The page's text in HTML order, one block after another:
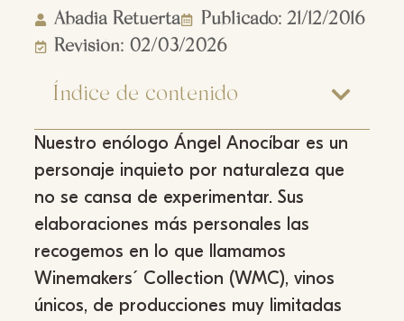
Abadia Retuerta
Publicado: 21/12/2016
Revisión: 02/03/2026
Índice de contenido
Nuestro enólogo Ángel Anocíbar es un
personaje inquieto por naturaleza que
no se cansa de experimentar. Sus
elaboraciones más personales las
recogemos en lo que llamamos
Winemakers´ Collection (WMC), vinos
únicos, de producciones muy limitadas